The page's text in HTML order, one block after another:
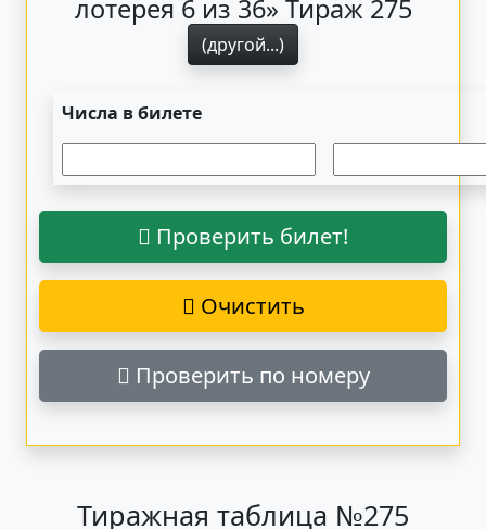
лотерея 6 из 36» Тираж 275
(другой...)
Числа в билете
Проверить билет!
Очистить
Проверить по номеру
Тиражная таблица №275